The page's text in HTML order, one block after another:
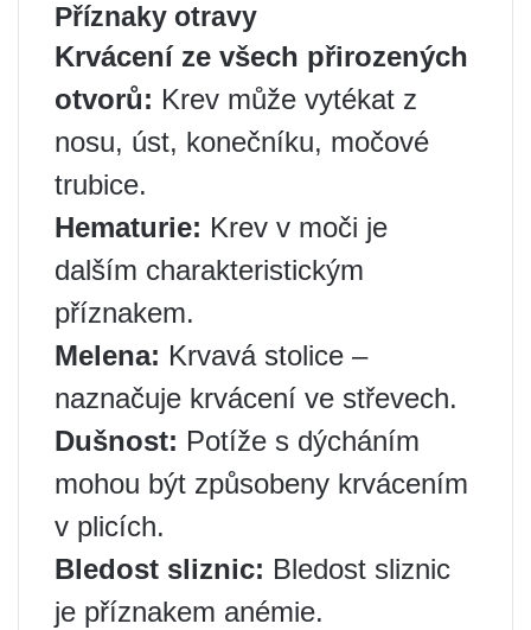
Příznaky otravy
Krvácení ze všech přirozených
otvorů: Krev může vytékat z
nosu, úst, konečníku, močové
trubice.
Hematurie: Krev v moči je
dalším charakteristickým
příznakem.
Melena: Krvavá stolice –
naznačuje krvácení ve střevech.
Dušnost: Potíže s dýcháním
mohou být způsobeny krvácením
v plicích.
Bledost sliznic: Bledost sliznic
je příznakem anémie.